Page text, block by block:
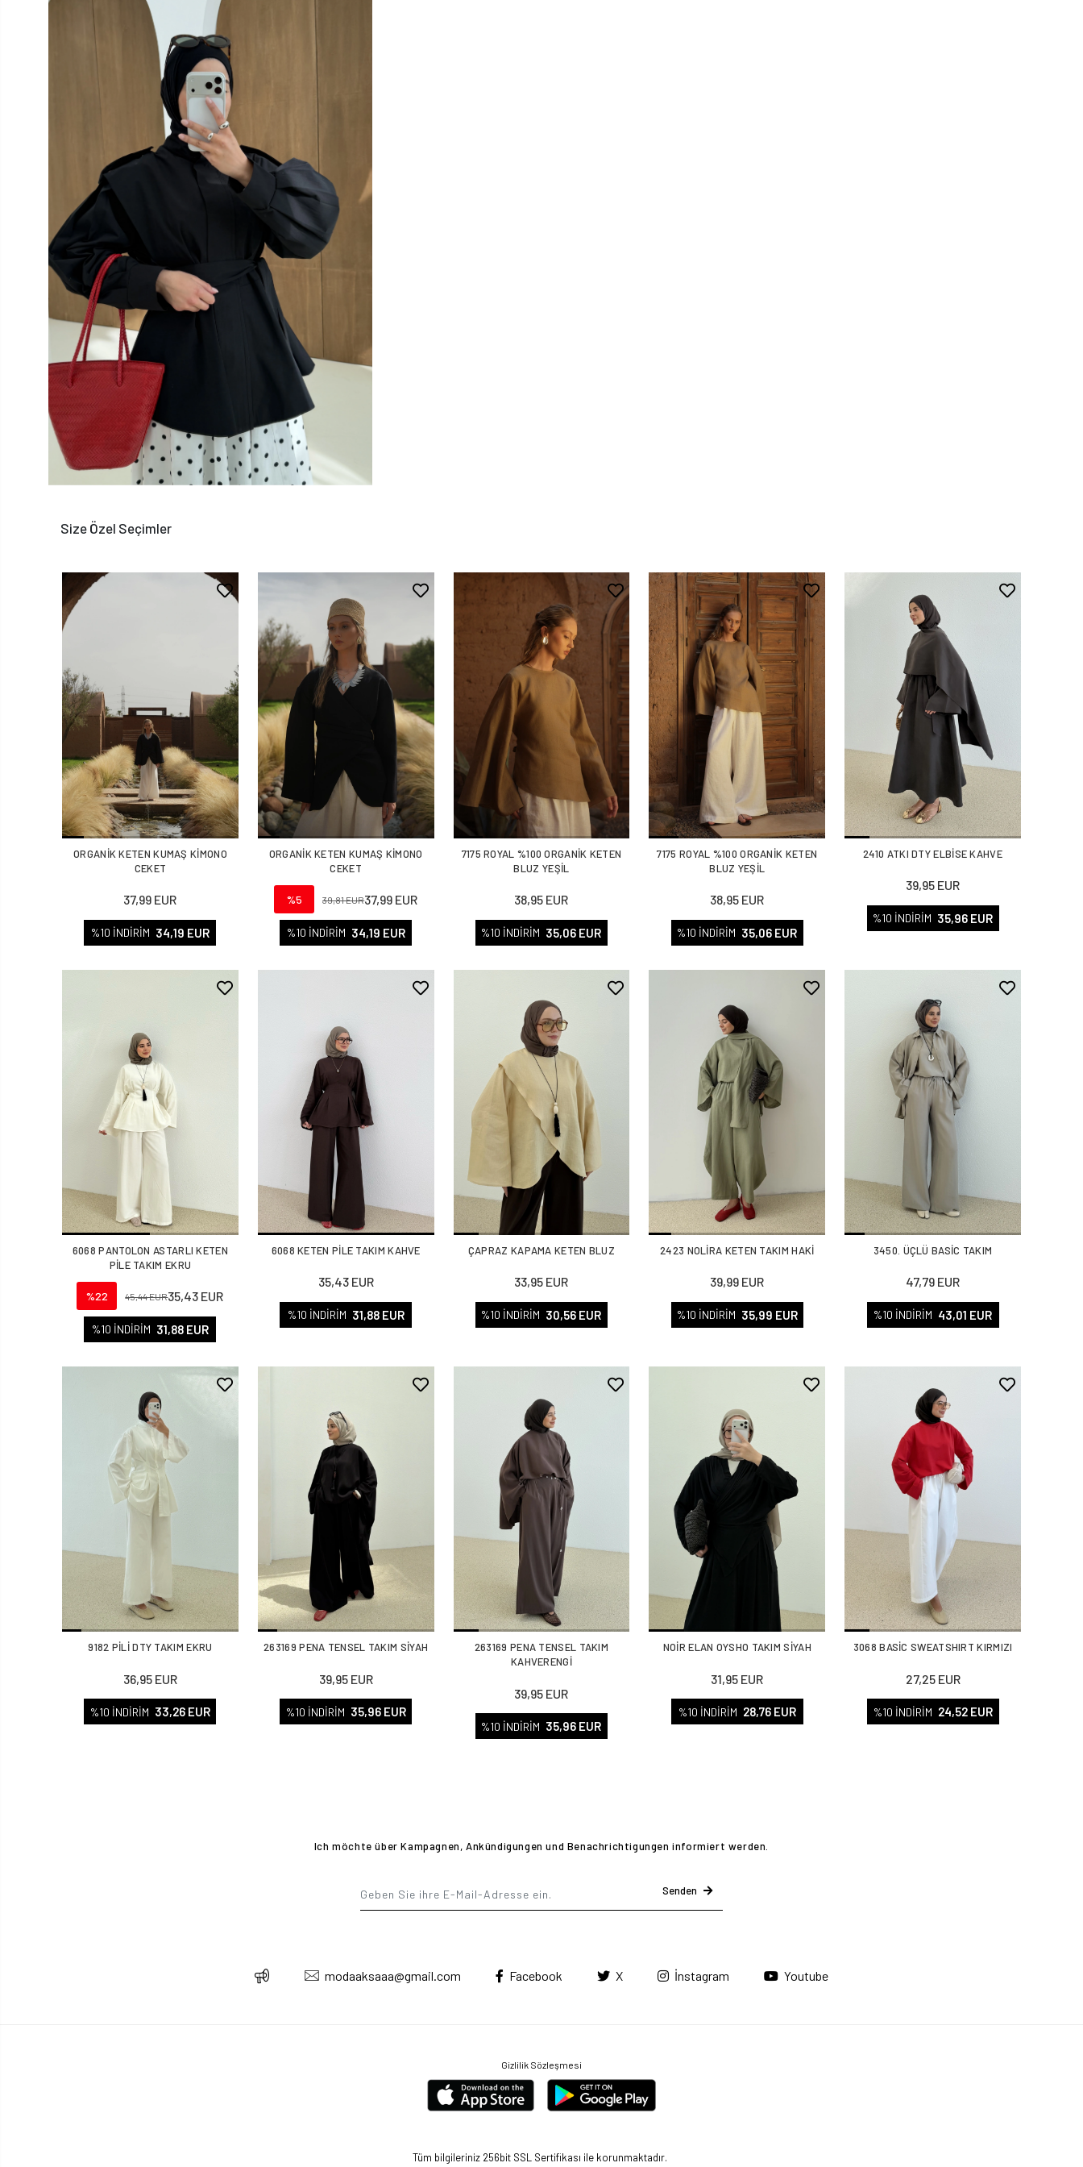
Size Özel Seçimler
ORGANİK KETEN KUMAŞ KİMONO
CEKET
37,99 EUR
%10 İNDİRİM 34,19 EUR
ORGANİK KETEN KUMAŞ KİMONO
CEKET
%5 39,81 EUR37,99 EUR
%10 İNDİRİM 34,19 EUR
7175 ROYAL %100 ORGANİK KETEN
BLUZ YEŞİL
38,95 EUR
%10 İNDİRİM 35,06 EUR
7175 ROYAL %100 ORGANİK KETEN
BLUZ YEŞİL
38,95 EUR
%10 İNDİRİM 35,06 EUR
2410 ATKI DTY ELBİSE KAHVE
39,95 EUR
%10 İNDİRİM 35,96 EUR
6068 PANTOLON ASTARLI KETEN
PİLE TAKIM EKRU
%22 45,44 EUR35,43 EUR
%10 İNDİRİM 31,88 EUR
6068 KETEN PİLE TAKIM KAHVE
35,43 EUR
%10 İNDİRİM 31,88 EUR
ÇAPRAZ KAPAMA KETEN BLUZ
33,95 EUR
%10 İNDİRİM 30,56 EUR
2423 NOLİRA KETEN TAKIM HAKİ
39,99 EUR
%10 İNDİRİM 35,99 EUR
3450. ÜÇLÜ BASİC TAKIM
47,79 EUR
%10 İNDİRİM 43,01 EUR
9182 PİLİ DTY TAKIM EKRU
36,95 EUR
%10 İNDİRİM 33,26 EUR
263169 PENA TENSEL TAKIM SİYAH
39,95 EUR
%10 İNDİRİM 35,96 EUR
263169 PENA TENSEL TAKIM
KAHVERENGİ
39,95 EUR
%10 İNDİRİM 35,96 EUR
NOİR ELAN OYSHO TAKIM SİYAH
31,95 EUR
%10 İNDİRİM 28,76 EUR
3068 BASİC SWEATSHIRT KIRMIZI
27,25 EUR
%10 İNDİRİM 24,52 EUR
Ich möchte über Kampagnen, Ankündigungen und Benachrichtigungen informiert werden.
Senden
modaaksaaa@gmail.com Facebook X İnstagram Youtube
Gizlilik Sözleşmesi
Tüm bilgileriniz 256bit SSL Sertifikası ile korunmaktadır.